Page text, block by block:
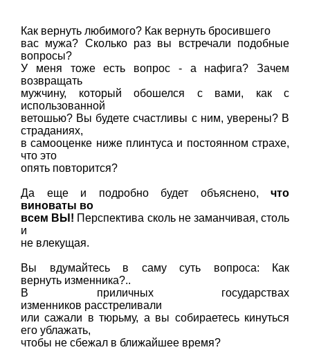
Как вернуть любимого? Как вернуть бросившего
вас мужа? Сколько раз вы встречали подобные
вопросы?
У меня тоже есть вопрос - а нафига? Зачем
возвращать
мужчину, который обошелся с вами, как с
использованной
ветошью? Вы будете счастливы с ним, уверены? В
страданиях,
в самооценке ниже плинтуса и постоянном страхе,
что это
опять повторится?
Да еще и подробно будет объяснено, что
виноваты во
всем ВЫ! Перспектива сколь не заманчивая, столь
и
не влекущая.
Вы вдумайтесь в саму суть вопроса: Как
вернуть изменника?..
В приличных государствах
изменников расстреливали
или сажали в тюрьму, а вы собираетесь кинуться
его ублажать,
чтобы не сбежал в ближайшее время?